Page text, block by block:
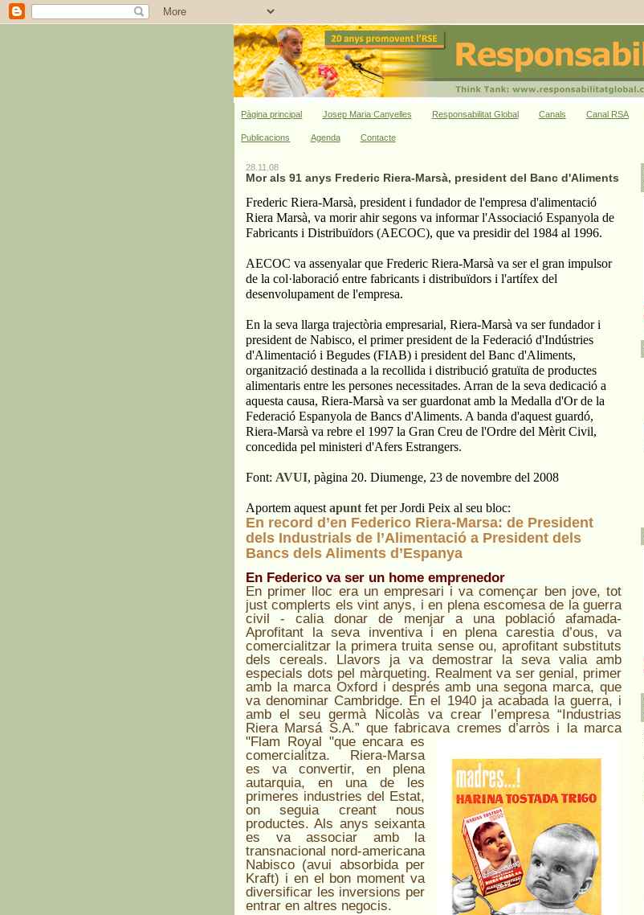
Pàgina principal Josep Maria Canyelles Responsabilitat Global Canals Canal RSA
Publicacions Agenda Contacte
28.11.08
Mor als 91 anys Frederic Riera-Marsà, president del Banc d'Aliments
Frederic Riera-Marsà, president i fundador de l'empresa d'alimentació
Riera Marsà, va morir ahir segons va informar l'Associació Espanyola de
Fabricants i Distribuïdors (AECOC), que va presidir del 1984 al 1996.
AECOC va assenyalar que Frederic Riera-Marsà va ser el gran impulsor
de la col·laboració entre fabricants i distribuïdors i l'artífex del
desenvolupament de l'empresa.
En la seva llarga trajectòria empresarial, Riera-Marsà va ser fundador i
president de Nabisco, el primer president de la Federació d'Indústries
d'Alimentació i Begudes (FIAB) i president del Banc d'Aliments,
organització destinada a la recollida i distribució gratuïta de productes
alimentaris entre les persones necessitades. Arran de la seva dedicació a
aquesta causa, Riera-Marsà va ser guardonat amb la Medalla d'Or de la
Federació Espanyola de Bancs d'Aliments. A banda d'aquest guardó,
Riera-Marsà va rebre el 1997 la Gran Creu de l'Ordre del Mèrit Civil,
concedida pel ministeri d'Afers Estrangers.
Font: AVUI, pàgina 20. Diumenge, 23 de novembre del 2008
Aportem aquest apunt fet per Jordi Peix al seu bloc:
En record d’en Federico Riera-Marsa: de President
dels Industrials de l’Alimentació a President dels
Bancs dels Aliments d’Espanya
En Federico va ser un home emprenedor
En primer lloc era un empresari i va començar ben jove, tot
just complerts els vint anys, i en plena escomesa de la guerra
civil - calia donar de menjar a una població afamada-
Aprofitant la seva inventiva i en plena carestia d’ous, va
comercialitzar la primera truita sense ou, aprofitant substituts
dels cereals. Llavors ja va demostrar la seva valia amb
especials dots pel màrqueting. Realment va ser genial, primer
amb la marca Oxford i després amb una segona marca, que
va denominar Cambridge. En el 1940 ja acabada la guerra, i
amb el seu germà Nicolàs va crear l’empresa “Industrias
Riera Marsá S.A.” que fabricava cremes d’arròs i la marca
"Flam Royal "que encara es
comercialitza. Riera-Marsa
es va convertir, en plena
autarquia, en una de les
primeres industries del Estat,
on seguia creant nous
productes. Als anys seixanta
es va associar amb la
transnacional nord-americana
Nabisco (avui absorbida per
Kraft) i en el bon moment va
diversificar les inversions per
entrar en altres negocis.